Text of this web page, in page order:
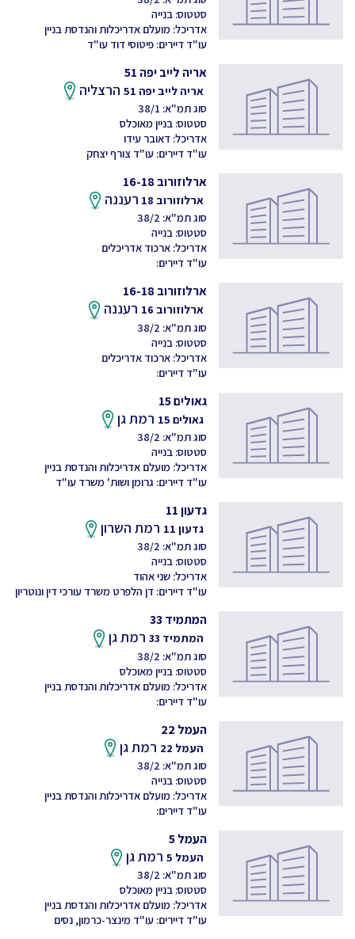
סטטוס: בנייה
אדריכל: מועלם אדריכלות והנדסת בניין
עו"ד דיירים: פיטוסי דוד עו"ד
אריה לייב יפה 51
אריה לייב יפה 51 הרצליה
סוג תמ"א: 38/1
סטטוס: בניין מאוכלס
אדריכל: דאובר עידו
עו"ד דיירים: עו"ד צורף יצחק
ארלוזורוב 16-18
ארלוזורוב 18 רעננה
סוג תמ"א: 38/2
סטטוס: בנייה
אדריכל: ארכוד אדריכלים
עו"ד דיירים:
ארלוזורוב 16-18
ארלוזורוב 16 רעננה
סוג תמ"א: 38/2
סטטוס: בנייה
אדריכל: ארכוד אדריכלים
עו"ד דיירים:
גאולים 15
גאולים 15 רמת גן
סוג תמ"א: 38/2
סטטוס: בנייה
אדריכל: מועלם אדריכלות והנדסת בניין
עו"ד דיירים: גרומן ושות' משרד עו"ד
גדעון 11
גדעון 11 רמת השרון
סוג תמ"א: 38/2
סטטוס: בנייה
אדריכל: שני אהוד
עו"ד דיירים: דן הלפרט משרד עורכי דין ונוטריון
המתמיד 33
המתמיד 33 רמת גן
סוג תמ"א: 38/2
סטטוס: בניין מאוכלס
אדריכל: מועלם אדריכלות והנדסת בניין
עו"ד דיירים:
העמל 22
העמל 22 רמת גן
סוג תמ"א: 38/2
סטטוס: בנייה
אדריכל: מועלם אדריכלות והנדסת בניין
עו"ד דיירים:
העמל 5
העמל 5 רמת גן
סוג תמ"א: 38/2
סטטוס: בניין מאוכלס
אדריכל: מועלם אדריכלות והנדסת בניין
עו"ד דיירים: עו"ד מינצר-כרמון, נסים